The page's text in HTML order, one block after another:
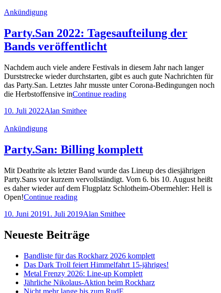
Cat
Ankündigung
Party.San 2022: Tagesaufteilung der
Bands veröffentlicht
Nachdem auch viele andere Festivals in diesem Jahr nach langer
Durststrecke wieder durchstarten, gibt es auch gute Nachrichten für
das Party.San. Letztes Jahr musste unter Corona-Bedingungen noch
die Herbstoffensive inContinue readingParty.San
Posted-
10. Juli 2022By
Byline
Alan Smithee
Cat
Ankündigung
Party.San: Billing komplett
Mit Deathrite als letzter Band wurde das Lineup des diesjährigen
Party.Sans vor kurzem vervollständigt. Vom 6. bis 10. August heißt
es daher wieder auf dem Flugplatz Schlotheim-Obermehler: Hell is
Open!Continue readingParty.San:
komplett
Posted-
10. Juni 20191. Juli 2019By
Byline
Alan Smithee
Neueste Beiträge
Bandliste für das Rockharz 2026 komplett
Das Dark Troll feiert Himmelfahrt 15-jähriges!
Metal Frenzy 2026: Line-up Komplett
Jährliche Nikolaus-Aktion beim Rockharz
Nicht mehr lange bis zum RudE